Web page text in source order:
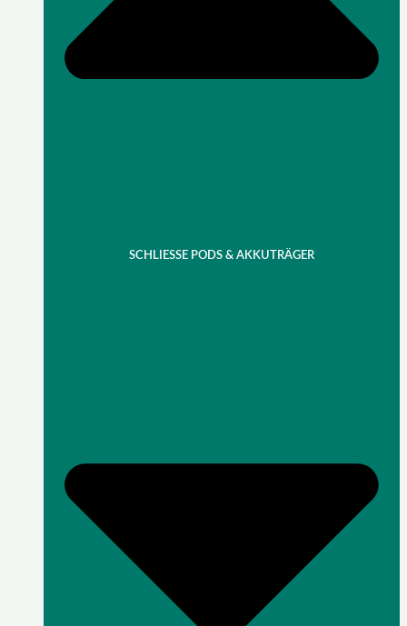
SCHLIESSE PODS & AKKUTRÄGER